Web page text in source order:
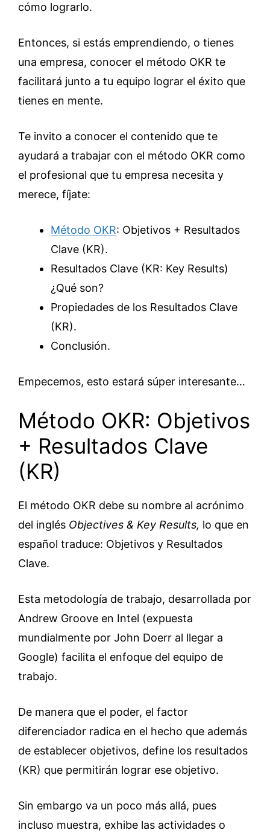
cómo lograrlo.
Entonces, si estás emprendiendo, o tienes
una empresa, conocer el método OKR te
facilitará junto a tu equipo lograr el éxito que
tienes en mente.
Te invito a conocer el contenido que te
ayudará a trabajar con el método OKR como
el profesional que tu empresa necesita y
merece, fíjate:
Método OKR: Objetivos + Resultados
Clave (KR).
Resultados Clave (KR: Key Results)
¿Qué son?
Propiedades de los Resultados Clave
(KR).
Conclusión.
Empecemos, esto estará súper interesante…
Método OKR: Objetivos
+ Resultados Clave
(KR)
El método OKR debe su nombre al acrónimo
del inglés Objectives & Key Results, lo que en
español traduce: Objetivos y Resultados
Clave.
Esta metodología de trabajo, desarrollada por
Andrew Groove en Intel (expuesta
mundialmente por John Doerr al llegar a
Google) facilita el enfoque del equipo de
trabajo.
De manera que el poder, el factor
diferenciador radica en el hecho que además
de establecer objetivos, define los resultados
(KR) que permitirán lograr ese objetivo.
Sin embargo va un poco más allá, pues
incluso muestra, exhibe las actividades o